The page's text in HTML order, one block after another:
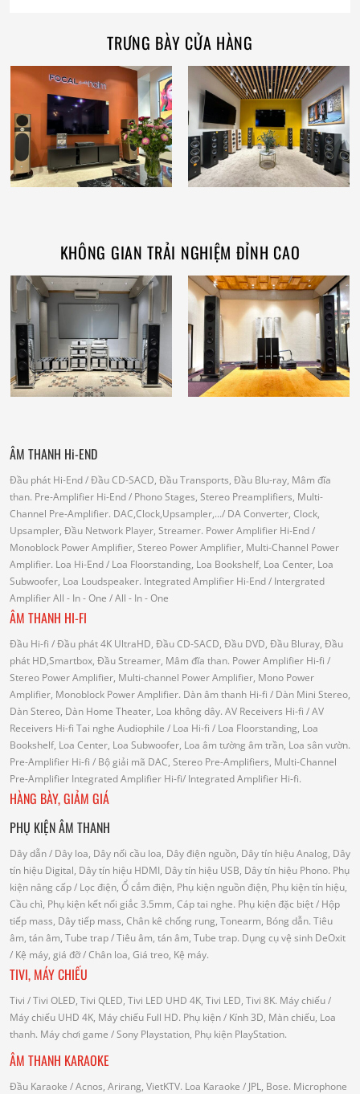
TRƯNG BÀY CỬA HÀNG
KHÔNG GIAN TRẢI NGHIỆM ĐỈNH CAO
ÂM THANH Hi-END
Đầu phát Hi-End/ Đầu CD-SACD, Đầu Transports, Đầu Blu-ray, Mâm đĩa
than. Pre-Amplifier Hi-End/ Phono Stages, Stereo Preamplifiers, Multi-
Channel Pre-Amplifier. DAC,Clock,Upsampler,.../ DA Converter, Clock,
Upsampler, Đầu Network Player, Streamer. Power Amplifier Hi-End/
Monoblock Power Amplifier, Stereo Power Amplifier, Multi-Channel Power
Amplifier. Loa Hi-End/ Loa Floorstanding, Loa Bookshelf, Loa Center, Loa
Subwoofer, Loa Loudspeaker. Integrated Amplifier Hi-End/ Intergrated
AmplifierAll - In - One / All - In - One
ÂM THANH HI-FI
Đầu Hi-fi / Đầu phát 4K UltraHD, Đầu CD-SACD, Đầu DVD, Đầu Bluray, Đầu
phát HD,Smartbox, Đầu Streamer, Mâm đĩa than. Power Amplifier Hi-fi /
Stereo Power Amplifier, Multi-channel Power Amplifier, Mono Power
Amplifier, Monoblock Power Amplifier. Dàn âm thanh Hi-fi / Dàn Mini Stereo,
Dàn Stereo, Dàn Home Theater, Loa không dây. AV Receivers Hi-fi / AV
Receivers Hi-fi Tai nghe Audiophile / Loa Hi-fi / Loa Floorstanding, Loa
Bookshelf, Loa Center, Loa Subwoofer, Loa âm tường âm trần, Loa sân vườn.
Pre-Amplifier Hi-fi / Bộ giải mã DAC, Stereo Pre-Amplifiers, Multi-Channel
Pre-Amplifier Integrated Amplifier Hi-fi/ Integrated Amplifier Hi-fi.
HÀNG BÀY, GIẢM GIÁ
PHỤ KIỆN ÂM THANH
Dây dẫn/ Dây loa, Dây nối cầu loa, Dây điện nguồn, Dây tín hiệu Analog, Dây
tín hiệu Digital, Dây tín hiệu HDMI, Dây tín hiệu USB, Dây tín hiệu Phono. Phụ
kiện nâng cấp/ Lọc điện, Ổ cắm điện, Phụ kiện nguồn điện, Phụ kiện tín hiệu,
Cầu chì, Phụ kiện kết nối giắc 3.5mm, Cáp tai nghe. Phụ kiện đặc biệt/ Hộp
tiếp mass, Dây tiếp mass, Chân kê chống rung, Tonearm, Bóng dẫn. Tiêu
âm, tán âm, Tube trap/ Tiêu âm, tán âm, Tube trap. Dụng cụ vệ sinh DeOxit
/ Kệ máy, giá đỡ/ Chân loa, Giá treo, Kệ máy.
TIVI, MÁY CHIẾU
Tivi / Tivi OLED, Tivi QLED, Tivi LED UHD 4K, Tivi LED, Tivi 8K. Máy chiếu/
Máy chiếu UHD 4K, Máy chiếu Full HD. Phụ kiện/ Kính 3D, Màn chiếu, Loa
thanh. Máy chơi game / Sony Playstation, Phụ kiện PlayStation.
ÂM THANH KARAOKE
Đầu Karaoke / Acnos, Arirang, VietKTV. Loa Karaoke / JPL, Bose. Microphone